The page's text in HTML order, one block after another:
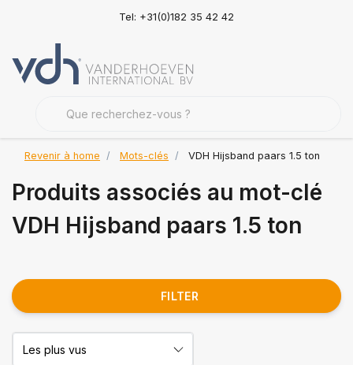
Tel: +31(0)182 35 42 42
Revenir à home Mots-clés VDH Hijsband paars 1.5 ton
Produits associés au mot-clé
VDH Hijsband paars 1.5 ton
FILTER